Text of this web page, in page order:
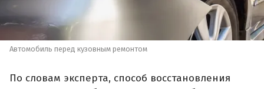
Автомобиль перед кузовным ремонтом
По словам эксперта, способ восстановления